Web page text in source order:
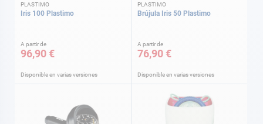
PLASTIMO
Iris 100 Plastimo
A partir de
96,90 €
Disponible en varias versiones
PLASTIMO
Brújula Iris 50 Plastimo
A partir de
76,90 €
Disponible en varias versiones